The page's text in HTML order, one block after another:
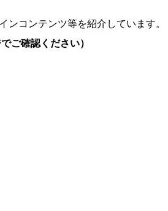
ンコンテンツ等を紹介しています。
ご確認ください）